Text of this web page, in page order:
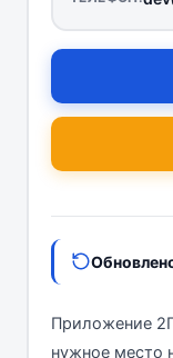
Приложение
нужное место